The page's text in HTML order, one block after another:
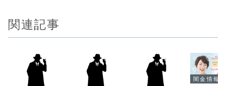
関連記事
闇金情報